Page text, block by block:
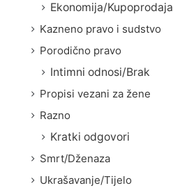
Ekonomija/Kupoprodaja
Kazneno pravo i sudstvo
Porodično pravo
Intimni odnosi/Brak
Propisi vezani za žene
Razno
Kratki odgovori
Smrt/Dženaza
Ukrašavanje/Tijelo